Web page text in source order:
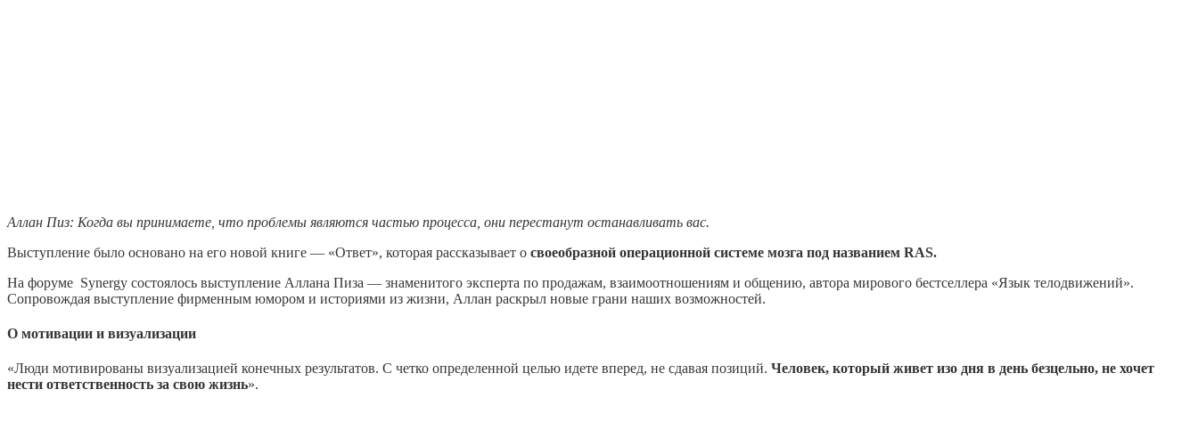
Аллан Пиз: Когда вы принимаете, что проблемы являются частью процесса, они перестанут останавливать вас.
Выступление было основано на его новой книге — «Ответ», которая рассказывает о своеобразной операционной системе мозга под названием RAS.
На форуме Synergy состоялось выступление Аллана Пиза — знаменитого эксперта по продажам, взаимоотношениям и общению, автора мирового бестселлера «Язык телодвижений».
Сопровождая выступление фирменным юмором и историями из жизни, Аллан раскрыл новые грани наших возможностей.
О мотивации и визуализации
«Люди мотивированы визуализацией конечных результатов. С четко определенной целью идете вперед, не сдавая позиций. Человек, который живет изо дня в день безцельно, не хочет
нести ответственность за свою жизнь».